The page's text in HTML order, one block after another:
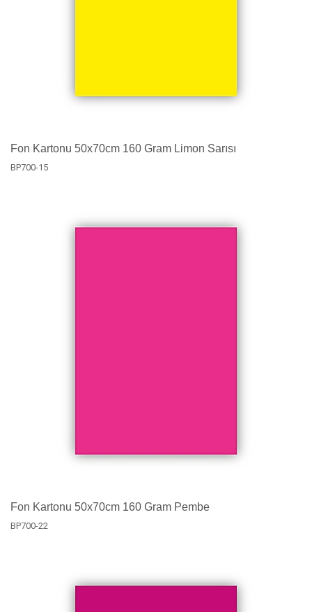
Fon Kartonu 50x70cm 160 Gram Limon Sarısı
BP700-15
Fon Kartonu 50x70cm 160 Gram Pembe
BP700-22